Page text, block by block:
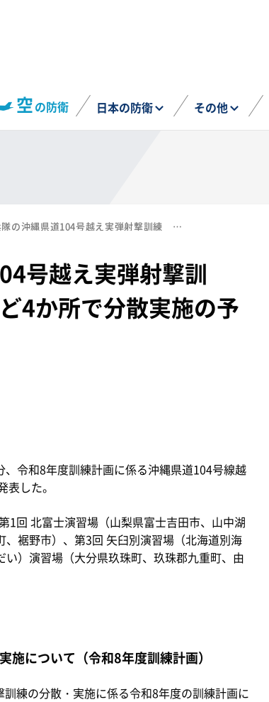
空の防衛 日本の防衛 その他
在沖米海兵隊の沖縄県道104号越え実弾射撃訓練 令和8年度は北富士など4か所で分散実施の予定
号越え実弾射撃訓
4か所で分散実施の予
令和8年度訓練計画に係る沖縄県道104号線越
した。
回 北富士演習場（山梨県富士吉田市、山中湖
裾野市）、第3回 矢臼別演習場（北海道別海
）演習場（大分県玖珠町、玖珠郡九重町、由
について（令和8年度訓練計画）
練の分散・実施に係る令和8年度の訓練計画に